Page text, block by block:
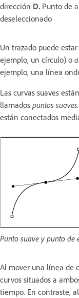
dirección D. Punto de
deseleccionado
Un trazado puede estar
ejemplo, un círculo) o
ejemplo, una línea
Las curvas suaves
llamados puntos suaves.
están conectados
Punto suave y punto de
Al mover una línea de
curvos situados a
tiempo. En contraste,